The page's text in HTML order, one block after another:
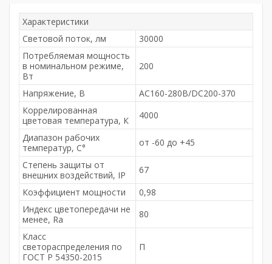
Характеристики
Световой поток, лм
30000
Потребляемая мощность
в номинальном режиме,
Вт
200
Напряжение, В
АС160-280В/DC200-370
Коррелированная
цветовая температура, К
4000
Диапазон рабочих
температур, С°
от -60 до +45
Степень защиты от
внешних воздействий, IP
67
Коэффициент мощности
0,98
Индекс цветопередачи не
менее, Ra
80
Класс
светораспределения по
ГОСТ Р 54350-2015
П